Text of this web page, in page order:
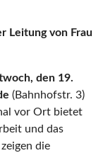
Leitung von Frau
den 19.
(Bahnhofstr. 3)
vor Ort bietet
und das
die